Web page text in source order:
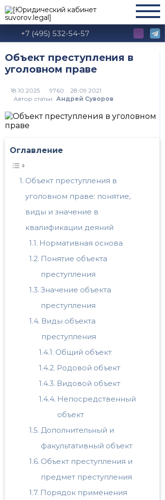
+7 (495) 532-54-57
Объект преступления в
уголовном праве
9760
Автор статьи: Андрей Суворов
Оглавление
Объект преступления в
уголовном праве: понятие,
виды и значение в
квалификации деяний
Нормативная основа
Понятие объекта
преступления
Значение объекта
преступления
Виды объекта
преступления
Общий объект
Родовой объект
Видовой объект
Непосредственный
объект
Дополнительный и
факультативный объект
Объект преступления и
предмет преступления
Порядок применения